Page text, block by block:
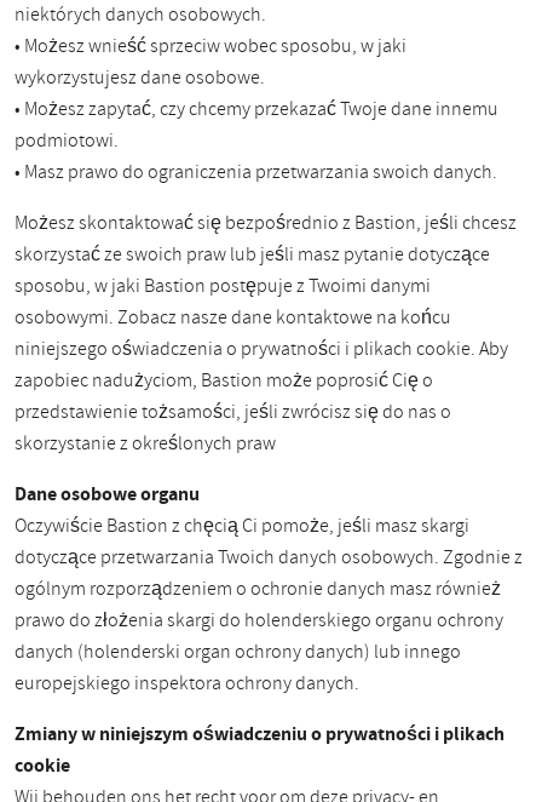
niektórych danych osobowych.
• Możesz wnieść sprzeciw wobec sposobu, w jaki
wykorzystujesz dane osobowe.
• Możesz zapytać, czy chcemy przekazać Twoje dane innemu
podmiotowi.
• Masz prawo do ograniczenia przetwarzania swoich danych.
Możesz skontaktować się bezpośrednio z Bastion, jeśli chcesz
skorzystać ze swoich praw lub jeśli masz pytanie dotyczące
sposobu, w jaki Bastion postępuje z Twoimi danymi
osobowymi. Zobacz nasze dane kontaktowe na końcu
niniejszego oświadczenia o prywatności i plikach cookie. Aby
zapobiec nadużyciom, Bastion może poprosić Cię o
przedstawienie tożsamości, jeśli zwrócisz się do nas o
skorzystanie z określonych praw
Dane osobowe organu
Oczywiście Bastion z chęcią Ci pomoże, jeśli masz skargi
dotyczące przetwarzania Twoich danych osobowych. Zgodnie z
ogólnym rozporządzeniem o ochronie danych masz również
prawo do złożenia skargi do holenderskiego organu ochrony
danych (holenderski organ ochrony danych) lub innego
europejskiego inspektora ochrony danych.
Zmiany w niniejszym oświadczeniu o prywatności i plikach
cookie